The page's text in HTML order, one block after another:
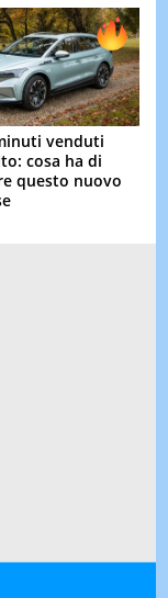
venduti
cosa ha di
questo nuovo